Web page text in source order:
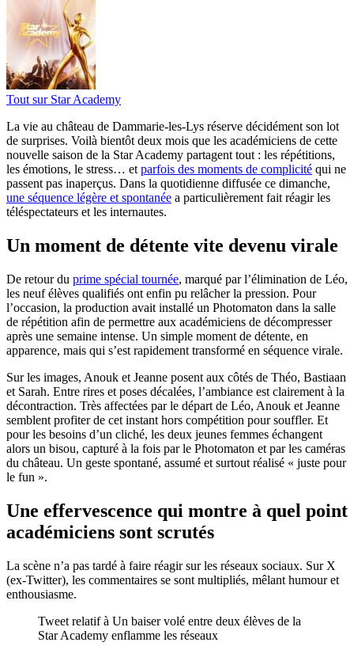
Tout sur Star Academy
La vie au château de Dammarie-les-Lys réserve décidément son lot
de surprises. Voilà bientôt deux mois que les académiciens de cette
nouvelle saison de la Star Academy partagent tout : les répétitions,
les émotions, le stress… etparfois des moments de complicité qui ne
passent pas inaperçus. Dans la quotidienne diffusée ce dimanche,
une séquence légère et spontanée a particulièrement fait réagir les
téléspectateurs et les internautes.
Un moment de détente vite devenu virale
De retour du prime spécial tournée, marqué par l’élimination de Léo,
les neuf élèves qualifiés ont enfin pu relâcher la pression. Pour
l’occasion, la production avait installé un Photomaton dans la salle
de répétition afin de permettre aux académiciens de décompresser
après une semaine intense. Un simple moment de détente, en
apparence, mais qui s’est rapidement transformé en séquence virale.
Sur les images, Anouk et Jeanne posent aux côtés de Théo, Bastiaan
et Sarah. Entre rires et poses décalées, l’ambiance est clairement à la
décontraction. Très affectées par le départ de Léo, Anouk et Jeanne
semblent profiter de cet instant hors compétition pour souffler. Et
pour les besoins d’un cliché, les deux jeunes femmes échangent
alors un bisou, capturé à la fois par le Photomaton et par les caméras
du château. Un geste spontané, assumé et surtout réalisé « juste pour
le fun ».
Une effervescence qui montre à quel point
académiciens sont scrutés
La scène n’a pas tardé à faire réagir sur les réseaux sociaux. Sur X
(ex-Twitter), les commentaires se sont multipliés, mêlant humour et
enthousiasme.
Tweet relatif à Un baiser volé entre deux élèves de la
Star Academy enflamme les réseaux